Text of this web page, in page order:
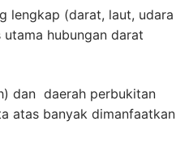
lengkap (darat, laut, udara
hubungan darat
dan daerah perbukitan
atas banyak dimanfaatkan